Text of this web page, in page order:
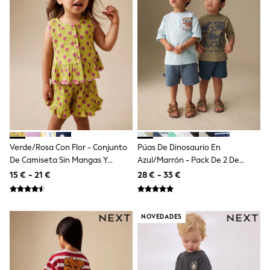
School Bags
Stationery
Underwear & Socks
All Occasionwear
Communion
Wedding
Shirts
Trousers
Shoes
Suit Jackets
Suit Trousers
Waistcoats
Ties
New In
Pyjamas
Robes
New In
Bags
Hats
Denim Jackets
Raincoats
Waterproof
Verde/rosa Con Flor - Conjunto
De Camiseta Sin Mangas Y
Pantalones Cortos De Corte
Peplum (3 Meses-7 Años)
15 € - 21 €
Púas De Dinosaurio En
Azul/marrón - Pack De 2 De
Conjunto De Camiseta De
Manga Corta Y Pantalones
28 € - 33 €
NOVEDADES